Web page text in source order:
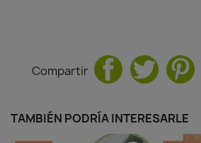
Compartir
TAMBIÉN PODRÍA INTERESARLE